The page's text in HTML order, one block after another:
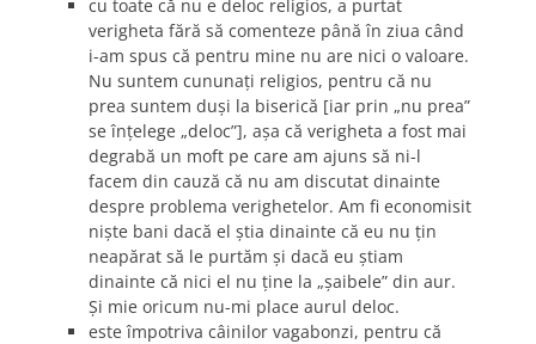
cu toate că nu e deloc religios, a purtat
verigheta fără să comenteze până în ziua când
i-am spus că pentru mine nu are nici o valoare.
Nu suntem cununaţi religios, pentru că nu
prea suntem duşi la biserică [iar prin „nu prea”
se înţelege „deloc”], aşa că verigheta a fost mai
degrabă un moft pe care am ajuns să ni-l
facem din cauză că nu am discutat dinainte
despre problema verighetelor. Am fi economisit
nişte bani dacă el ştia dinainte că eu nu ţin
neapărat să le purtăm şi dacă eu ştiam
dinainte că nici el nu ţine la „şaibele” din aur.
Şi mie oricum nu-mi place aurul deloc.
este împotriva câinilor vagabonzi, pentru că